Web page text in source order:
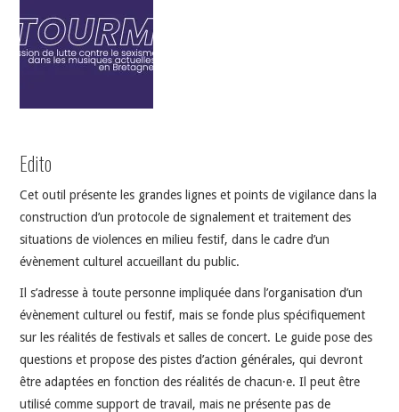
DOKO
Edito
Cet outil présente les grandes lignes et points de vigilance dans la
construction d’un protocole de signalement et traitement des
situations de violences en milieu festif, dans le cadre d’un
évènement culturel accueillant du public.
Il s’adresse à toute personne impliquée dans l’organisation d’un
évènement culturel ou festif, mais se fonde plus spécifiquement
sur les réalités de festivals et salles de concert. Le guide pose des
questions et propose des pistes d’action générales, qui devront
être adaptées en fonction des réalités de chacun·e. Il peut être
utilisé comme support de travail, mais ne présente pas de